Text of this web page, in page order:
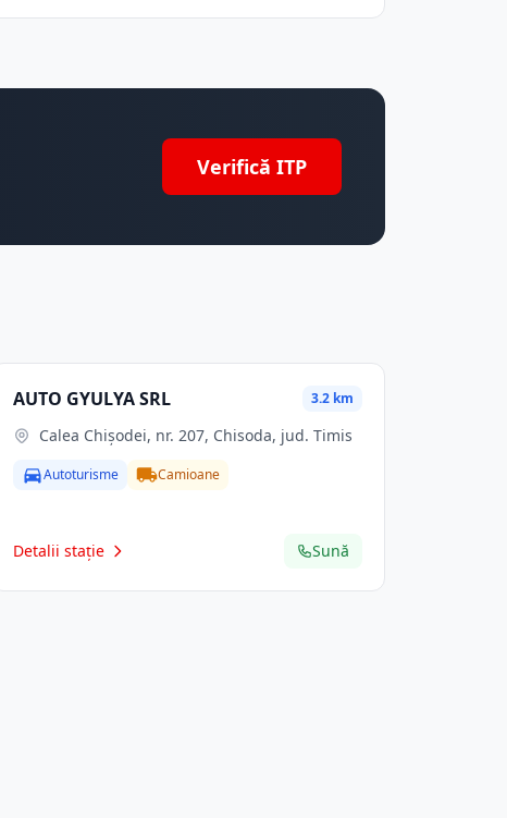
Verifică ITP
AUTO GYULYA SRL 3.2 km
Calea Chișodei, nr. 207, Chisoda, jud. Timis
Autoturisme Camioane
Detalii stație Sună